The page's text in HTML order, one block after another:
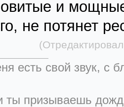
и
не потянет
есть свой звук, с
ты призываешь